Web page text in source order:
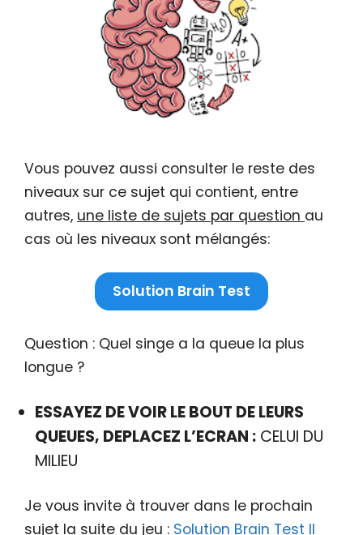
Vous pouvez aussi consulter le reste des
niveaux sur ce sujet qui contient, entre
autres, une liste de sujets par question au
cas où les niveaux sont mélangés:
Solution Brain Test
Question : Quel singe a la queue la plus
longue ?
ESSAYEZ DE VOIR LE BOUT DE LEURS
QUEUES, DEPLACEZ L’ECRAN :CELUI DU
MILIEU
Je vous invite à trouver dans le prochain
sujet la suite du jeu : Solution Brain Test Il